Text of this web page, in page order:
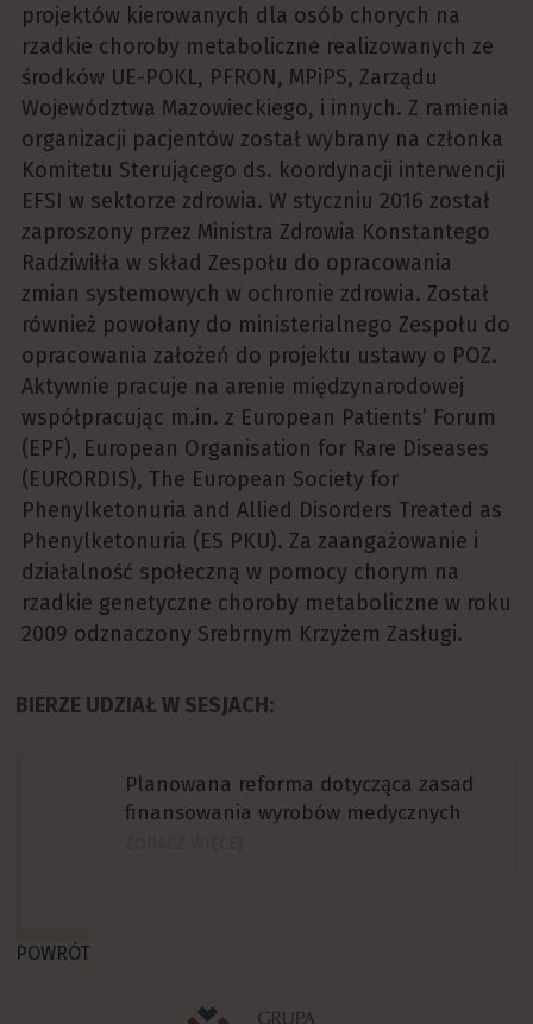
projektów kierowanych dla osób chorych na
rzadkie choroby metaboliczne realizowanych ze
środków UE-POKL, PFRON, MPiPS, Zarządu
Województwa Mazowieckiego, i innych. Z ramienia
organizacji pacjentów został wybrany na członka
Komitetu Sterującego ds. koordynacji interwencji
EFSI w sektorze zdrowia. W styczniu 2016 został
zaproszony przez Ministra Zdrowia Konstantego
Radziwiłła w skład Zespołu do opracowania
zmian systemowych w ochronie zdrowia. Został
również powołany do ministerialnego Zespołu do
opracowania założeń do projektu ustawy o POZ.
Aktywnie pracuje na arenie międzynarodowej
współpracując m.in. z European Patients’ Forum
(EPF), European Organisation for Rare Diseases
(EURORDIS), The European Society for
Phenylketonuria and Allied Disorders Treated as
Phenylketonuria (ES PKU). Za zaangażowanie i
działalność społeczną w pomocy chorym na
rzadkie genetyczne choroby metaboliczne w roku
2009 odznaczony Srebrnym Krzyżem Zasługi.
BIERZE UDZIAŁ W SESJACH:
Planowana reforma dotycząca zasad
finansowania wyrobów medycznych
POWRÓT